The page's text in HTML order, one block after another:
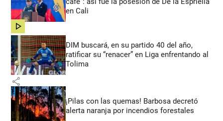
en Cali
share
DIM buscará, en su partido 40 del año,
ratificar su “renacer” en Liga enfrentando al
Tolima
share
¡Pilas con las quemas! Barbosa decretó
alerta naranja por incendios forestales